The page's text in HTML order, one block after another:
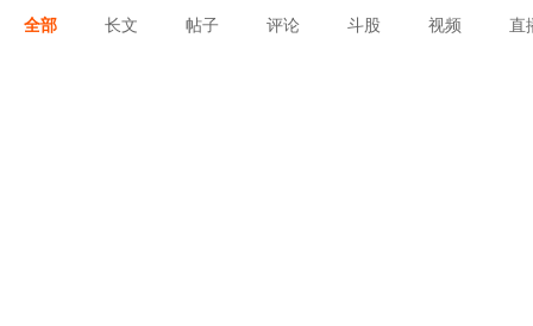
全部 长文 帖子 评论 斗股 视频 直